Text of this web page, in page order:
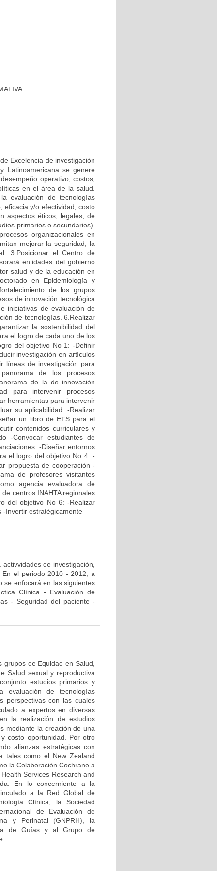
Excelencia de investigación
Latinoamericana se genere
operativo, costos,
en el área de la salud.
evaluación de tecnologías
eficacia y/o efectividad, costo
aspectos éticos, legales, de
primarios o secundarios).
organizacionales en
mejorar la seguridad, la
3.Posicionar el Centro de
entidades del gobierno
salud y de la educación en
en Epidemiología y
de los grupos
de innovación tecnológica
iniciativas de evaluación de
de tecnologías. 6.Realizar
la sostenibilidad del
el logro de cada uno de los
del objetivo No 1: -Definir
investigación en artículos
líneas de investigación para
de los procesos
de la de innovación
para intervenir procesos
herramientas para intervenir
su aplicabilidad. -Realizar
un libro de ETS para el
contenidos curriculares y
-Convocar estudiantes de
-Diseñar entornos
el logro del objetivo No 4: -
propuesta de cooperación -
de profesores visitantes
agencia evaluadora de
centros INAHTA regionales
del objetivo No 6: -Realizar
-Invertir estratégicamente
de investigación,
el periodo 2010 - 2012, a
se enfocará en las siguientes
Clínica - Evaluación de
- Seguridad del paciente -
de Equidad en Salud,
Salud sexual y reproductiva
estudios primarios y
evaluación de tecnologías
perspectivas con las cuales
a expertos en diversas
la realización de estudios
mediante la creación de una
costo oportunidad. Por otro
alianzas estratégicas con
tales como el New Zealand
la Colaboración Cochrane a
Services Research and
En lo concerniente a la
a la Red Global de
Clínica, la Sociedad
de Evaluación de
y Perinatal (GNPRH), la
de Guías y al Grupo de